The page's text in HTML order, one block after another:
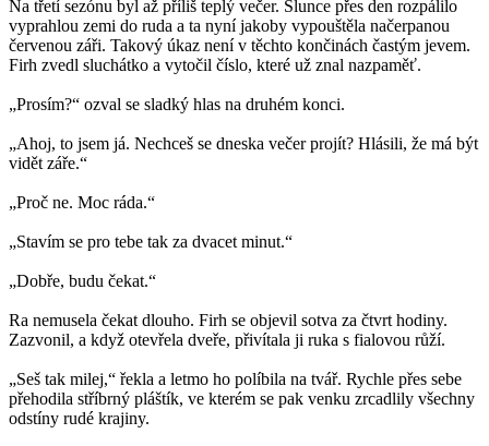
Na třetí sezónu byl až příliš teplý večer. Slunce přes den rozpálilo
vyprahlou zemi do ruda a ta nyní jakoby vypouštěla načerpanou
červenou záři. Takový úkaz není v těchto končinách častým jevem.
Firh zvedl sluchátko a vytočil číslo, které už znal nazpaměť.
„Prosím?“ ozval se sladký hlas na druhém konci.
„Ahoj, to jsem já. Nechceš se dneska večer projít? Hlásili, že má být
vidět záře.“
„Proč ne. Moc ráda.“
„Stavím se pro tebe tak za dvacet minut.“
„Dobře, budu čekat.“
Ra nemusela čekat dlouho. Firh se objevil sotva za čtvrt hodiny.
Zazvonil, a když otevřela dveře, přivítala ji ruka s fialovou růží.
„Seš tak milej,“ řekla a letmo ho políbila na tvář. Rychle přes sebe
přehodila stříbrný pláštík, ve kterém se pak venku zrcadlily všechny
odstíny rudé krajiny.